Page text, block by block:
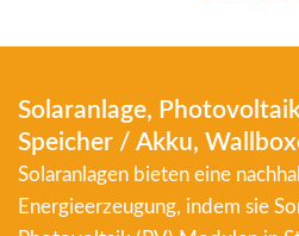
Solaranlage,
Speicher / Akku,
Solaranlagen bieten eine
Energieerzeugung, indem sie